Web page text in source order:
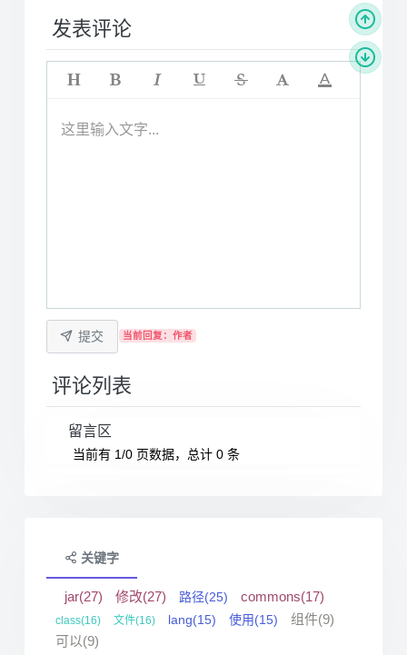
发表评论
这里输入文字...
提交 当前回复：作者
评论列表
留言区
当前有 1/0 页数据，总计 0 条
关键字
jar(27) 修改(27) 路径(25) commons(17)
class(16) 文件(16) lang(15) 使用(15)
组件(9)
可以(9)